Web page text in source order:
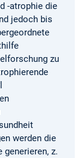
-atrophie die
jedoch bis
zu
werden die
generieren, z.